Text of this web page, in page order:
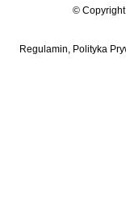
©
Regulamin, Polityka